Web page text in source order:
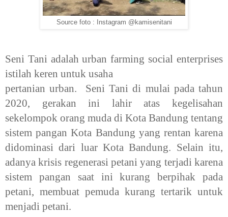
Source foto : Instagram @kamisenitani
Seni Tani adalah urban farming social enterprises
istilah keren untuk usaha
pertanian urban. Seni Tani di mulai pada tahun
2020, gerakan ini lahir atas kegelisahan
sekelompok orang muda di Kota Bandung tentang
sistem pangan Kota Bandung yang rentan karena
didominasi dari luar Kota Bandung. Selain itu,
adanya krisis regenerasi petani yang terjadi karena
sistem pangan saat ini kurang berpihak pada
petani, membuat pemuda kurang tertarik untuk
menjadi petani.